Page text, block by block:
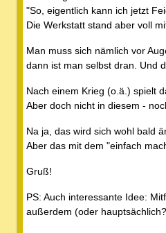
"So, eigentlich kann ich jetzt
Die Werkstatt stand aber voll
Man muss sich nämlich vor
dann ist man selbst dran. Und
Nach einem Krieg (o.ä.) spielt
Aber doch nicht in diesem -
Na ja, das wird sich wohl bald
Aber das mit dem "einfach
Gruß!
PS: Auch interessante Idee:
außerdem (oder